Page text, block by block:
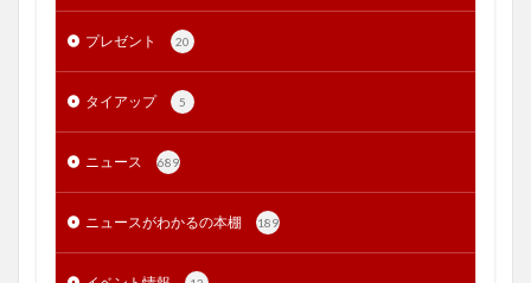
プレゼント 20
タイアップ 5
ニュース 689
ニュースがわかるの本棚 189